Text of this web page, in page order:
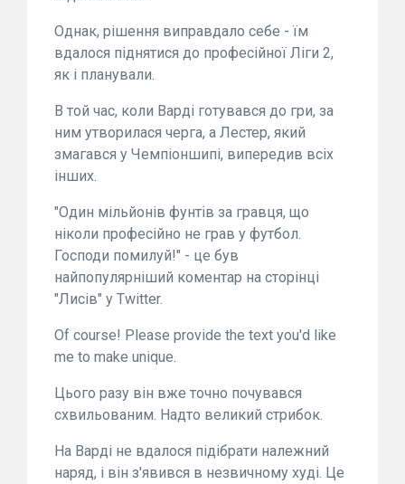
Однак, рішення виправдало себе - їм
вдалося піднятися до професійної Ліги 2,
як і планували.
В той час, коли Варді готувався до гри, за
ним утворилася черга, а Лестер, який
змагався у Чемпіоншипі, випередив всіх
інших.
"Один мільйонів фунтів за гравця, що
ніколи професійно не грав у футбол.
Господи помилуй!" - це був
найпопулярніший коментар на сторінці
"Лисів" у Twitter.
Of course! Please provide the text you'd like
me to make unique.
Цього разу він вже точно почувався
схвильованим. Надто великий стрибок.
На Варді не вдалося підібрати належний
наряд, і він з'явився в незвичному худі. Це